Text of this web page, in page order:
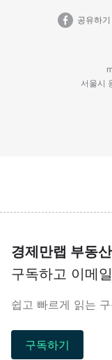
공유하기
서울시
경제만랩 부동
구독하고 이메
쉽고 빠르게 읽는
구독하기